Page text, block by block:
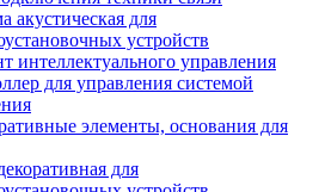
акустическая для
устройств
интеллектуального управления
для управления системой
элементы, основания для
для